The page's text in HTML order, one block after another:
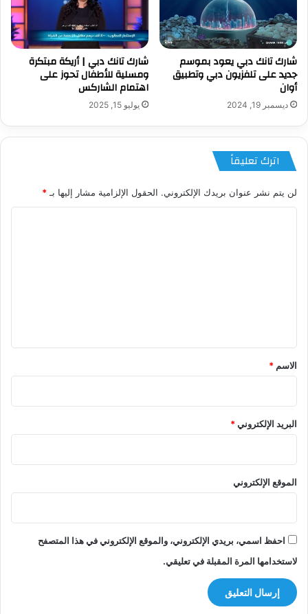
شارك تانك دبي يعود بموسم
جديد على تلفزيون دبي وتطبيق
أوان
ديسمبر 19, 2024
شارك تانك دبي | أريكة مبتكرة
ومسلية للأطفال تحوز على
اهتمام الشاركس
يوليو 15, 2025
اترك تعليقاً
لن يتم نشر عنوان بريدك الإلكتروني. الحقول الإلزامية مشار إليها بـ *
*
الاسم *
البريد الإلكتروني*
الموقع الإلكتروني
احفظ اسمي، بريدي الإلكتروني، والموقع الإلكتروني في هذا المتصفح
لاستخدامها المرة المقبلة في تعليقي.